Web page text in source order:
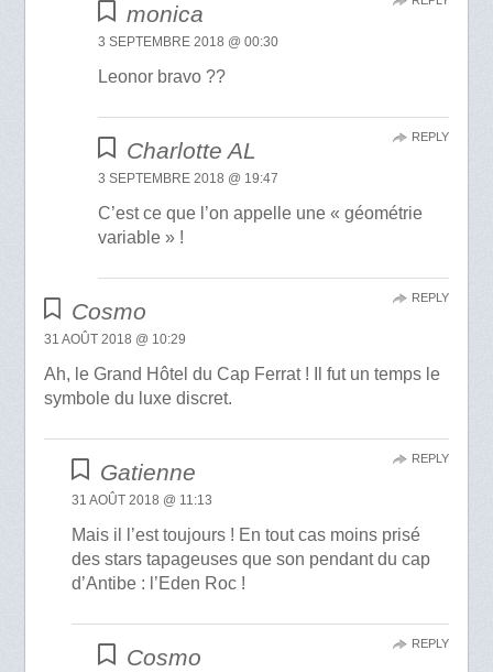
monica
3 SEPTEMBRE 2018 @ 00:30
Leonor bravo ??
Charlotte AL
3 SEPTEMBRE 2018 @ 19:47
C’est ce que l’on appelle une « géométrie
variable » !
REPLY
Cosmo
31 AOÛT 2018 @ 10:29
Ah, le Grand Hôtel du Cap Ferrat ! Il fut un temps le
symbole du luxe discret.
REPLY
Gatienne
31 AOÛT 2018 @ 11:13
Mais il l’est toujours ! En tout cas moins prisé
des stars tapageuses que son pendant du cap
d’Antibe : l’Eden Roc !
REPLY
Cosmo
REPLY